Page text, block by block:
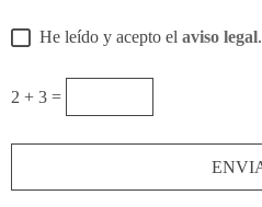
He leído y acepto el aviso legal.
2 + 3 =